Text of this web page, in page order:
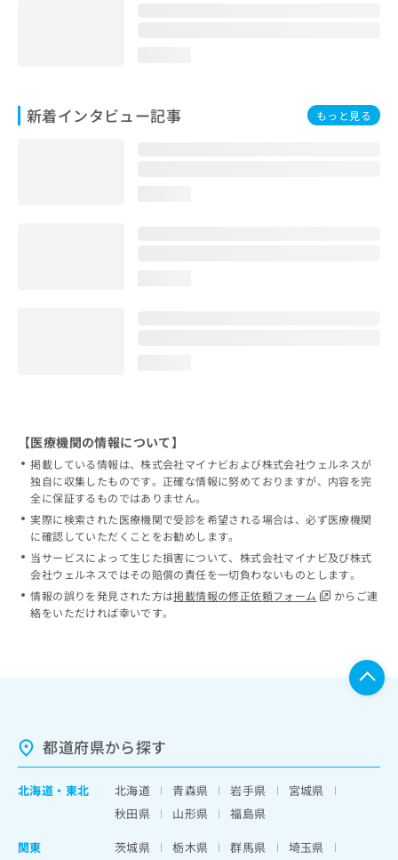
新着インタビュー記事 もっと見る
【医療機関の情報について】
掲載している情報は、株式会社マイナビおよび株式会社ウェルネスが
独自に収集したものです。正確な情報に努めておりますが、内容を完
全に保証するものではありません。
実際に検索された医療機関で受診を希望される場合は、必ず医療機関
に確認していただくことをお勧めします。
当サービスによって生じた損害について、株式会社マイナビ及び株式
会社ウェルネスではその賠償の責任を一切負わないものとします。
情報の誤りを発見された方は掲載情報の修正依頼フォーム
からご連
絡をいただければ幸いです。
都道府県から探す
北海道 ・ 東北 北海道 青森県 岩手県
宮城県
秋田県
山形県
福島県
関東
茨城県 栃木県 群馬県
埼玉県